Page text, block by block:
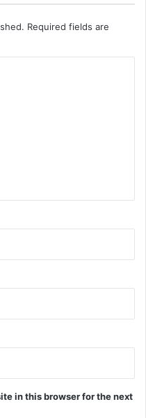
Required fields are
in this browser for the next